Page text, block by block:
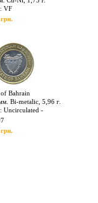
VF
Bahrain
Bi-metalic, 5,96 г.
Uncirculated -